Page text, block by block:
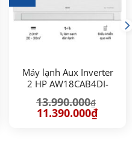
Máy lạnh Aux Inverter
2 HP AW18CAB4DI-
13.990.000₫
Giá
gốc
11.390.000₫Giá